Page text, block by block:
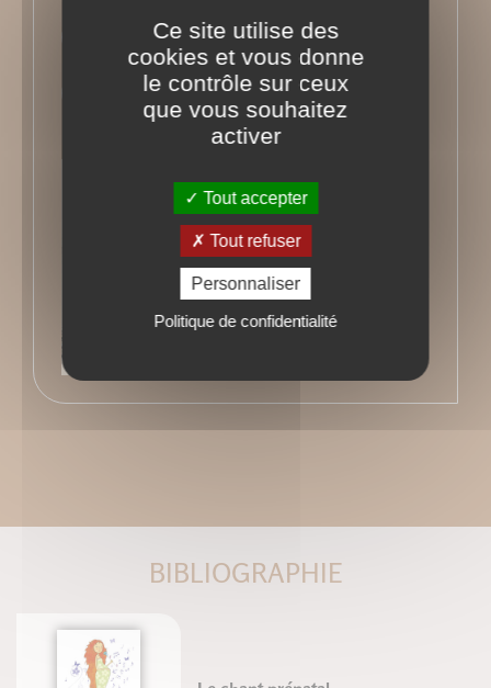
Facebook
Instagram
Retour à l'ouvrage
BIBLIOGRAPHIE
Ce site utilise des
cookies et vous donne
le contrôle sur ceux
que vous souhaitez
activer
Tout accepter
Tout refuser
Personnaliser
Politique de confidentialité